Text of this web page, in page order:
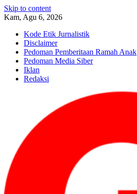
Skip to content
Kam, Agu 6, 2026
Kode Etik Jurnalistik
Disclaimer
Pedoman Pemberitaan Ramah Anak
Pedoman Media Siber
Iklan
Redaksi